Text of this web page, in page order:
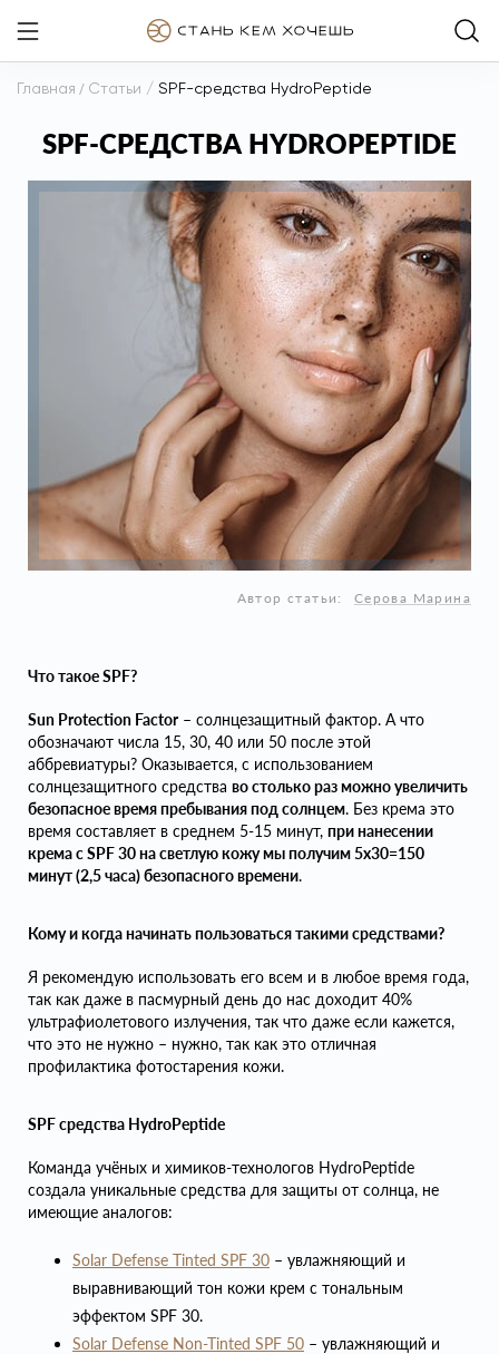
Главная / Статьи / SPF-средства HydroPeptide
SPF-СРЕДСТВА HYDROPEPTIDE
Автор статьи: Серова Марина
Что такое SPF?
Sun Protection Factor– солнцезащитный фактор. А что
обозначают числа 15, 30, 40 или 50 после этой
аббревиатуры? Оказывается, с использованием
солнцезащитного средства во столько раз можно увеличить
безопасное время пребывания под солнцем. Без крема это
время составляет в среднем 5-15 минут, при нанесении
крема с SPF 30 на светлую кожу мы получим 5х30=150
минут (2,5 часа) безопасного времени.
Кому и когда начинать пользоваться такими средствами?
Я рекомендую использовать его всем и в любое время года,
так как даже в пасмурный день до нас доходит 40%
ультрафиолетового излучения, так что даже если кажется,
что это не нужно – нужно, так как это отличная
профилактика фотостарения кожи.
SPF средства HydroPeptide
Команда учёных и химиков-технологов HydroPeptide
создала уникальные средства для защиты от солнца, не
имеющие аналогов:
Solar Defense Tinted SPF 30 – увлажняющий и
выравнивающий тон кожи крем с тональным
эффектом SPF 30.
Solar Defense Non-Tinted SPF 50 – увлажняющий и